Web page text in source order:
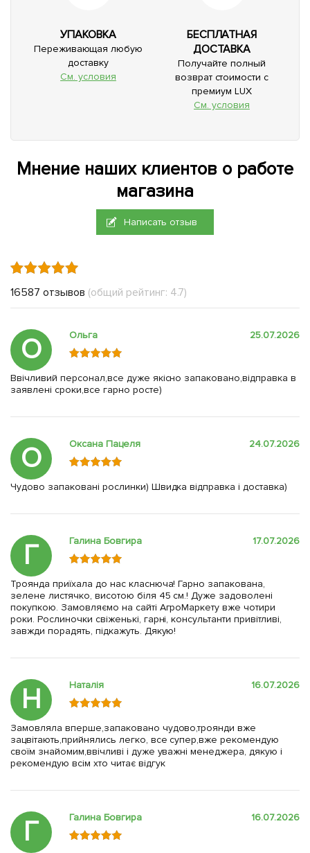
УПАКОВКА
Переживающая любую
доставку
См. условия
БЕСПЛАТНАЯ
ДОСТАВКА
Получайте полный
возврат стоимости с
премиум LUX
См. условия
Мнение наших клиентов о работе
магазина
Написать отзыв
16587 отзывов (общий рейтинг: 4.7)
О Ольга 25.07.2026
Ввічливий персонал,все дуже якісно запаковано,відправка в
заявлені сроки,все гарно росте)
О Оксана Пацеля 24.07.2026
Чудово запаковані рослинки) Швидка відправка і доставка)
Г Галина Бовгира 17.07.2026
Троянда приїхала до нас класнюча! Гарно запакована,
зелене листячко, висотою біля 45 см.! Дуже задоволені
покупкою. Замовляємо на сайті АгроМаркету вже чотири
роки. Рослиночки свіженькі, гарні, консультанти привітливі,
завжди порадять, підкажуть. Дякую!
Н Наталія 16.07.2026
Замовляла вперше,запаковано чудово,троянди вже
зацвітають,прийнялись легко, все супер,вже рекомендую
своїм знайомим,ввічливі і дуже уважні менеджера, дякую і
рекомендую всім хто читає відгук
Г Галина Бовгира 16.07.2026